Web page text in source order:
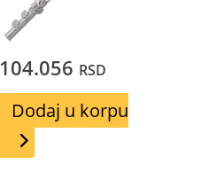
104.056 RSD
Dodaj u korpu